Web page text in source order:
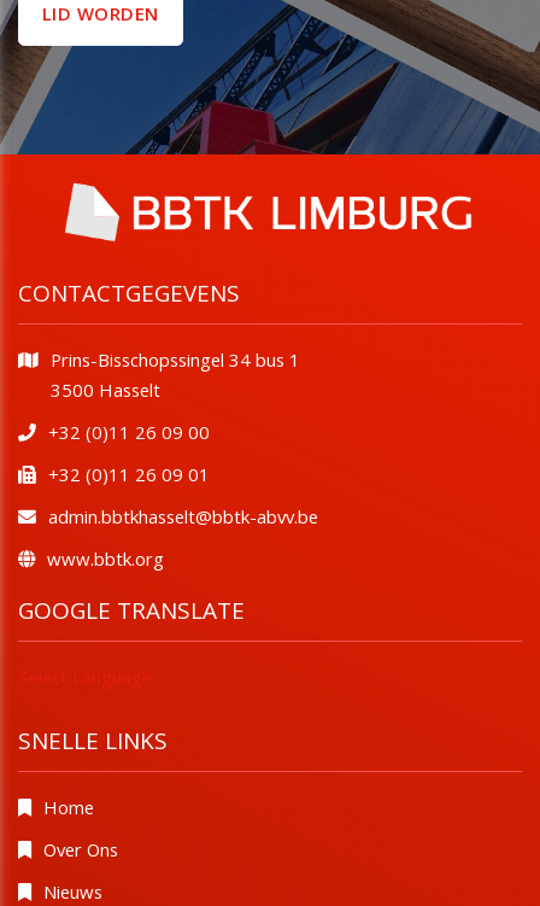
LID WORDEN
CONTACTGEGEVENS
Prins-Bisschopssingel 34 bus 1
​​​​​​​3500 Hasselt
+32 (0)11 26 09 00
+32 (0)11 26 09 01
admin.bbtkhasselt@bbtk-abvv.be
www.bbtk.org
GOOGLE TRANSLATE
Select Language
SNELLE LINKS
Home
Over Ons
Nieuws